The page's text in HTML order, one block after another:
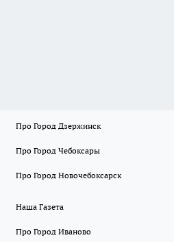
Про Город Дзержинск
Про Город Чебоксары
Про Город Новочебоксарск
Наша Газета
Про Город Иваново